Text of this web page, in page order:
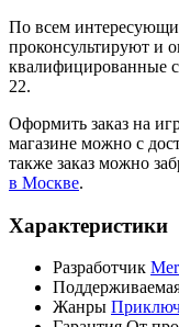
По всем
проконсультируют и
квалифицированные
22.
Оформить заказ на
магазине можно с
также заказ можно
в Москве.
Характеристики
Разработчик
Жанры